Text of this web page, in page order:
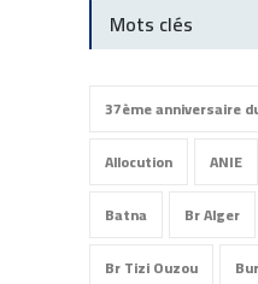
Mots clés
37ème anniversaire
Allocution
ANIE
Batna
Br Alger
Br Tizi Ouzou